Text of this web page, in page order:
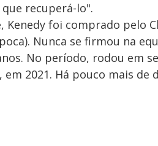
recuperá-lo".
Kenedy foi comprado pelo
Nunca se firmou na
No período, rodou em
2021. Há pouco mais de